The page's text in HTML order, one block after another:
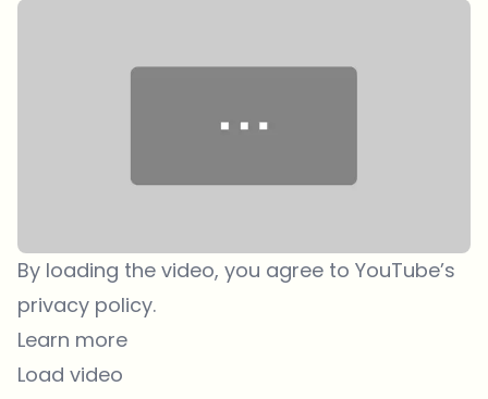
By loading the video, you agree to YouTube’s
privacy policy.
Learn more
Load video